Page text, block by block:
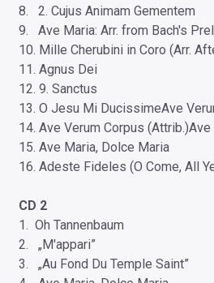
8. 2. Cujus Animam Gementem
9. Ave Maria: Arr. from Bach's
10. Mille Cherubini in Coro (Arr.
11. Agnus Dei
12. 9. Sanctus
13. O Jesu Mi DucissimeAve
14. Ave Verum Corpus
15. Ave Maria, Dolce Maria
16. Adeste Fideles (O Come, All
CD 2
1. Oh Tannenbaum
2. „M'appari”
3. „Au Fond Du Temple Saint”